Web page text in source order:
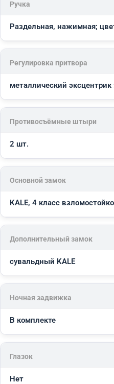
Ручка
Раздельная, нажимная;
Регулировка притвора
металлический
Противосъёмные штыри
2 шт.
Основной замок
KALE, 4 класс
Дополнительный замок
сувальдный KALE
Ночная задвижка
В комплекте
Глазок
Нет